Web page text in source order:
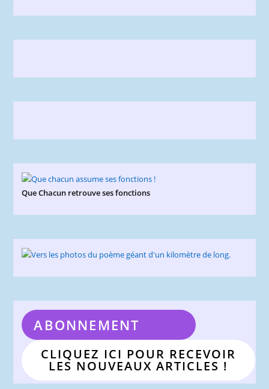
Que Chacun retrouve ses fonctions
ABONNEMENT
CLIQUEZ ICI POUR RECEVOIR
LES NOUVEAUX ARTICLES !